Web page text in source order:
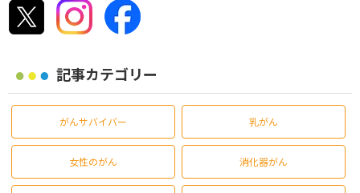
記事カテゴリー
がんサバイバー 乳がん
女性のがん 消化器がん